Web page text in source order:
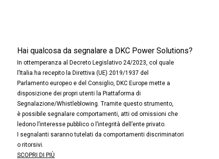
Hai qualcosa da segnalare a DKC Power Solutions?
In ottemperanza al Decreto Legislativo 24/2023, col quale
l’Italia ha recepito la Direttiva (UE) 2019/1937 del
Parlamento europeo e del Consiglio, DKC Europe mette a
disposizione dei propri utenti la Piattaforma di
Segnalazione/Whistleblowing. Tramite questo strumento,
è possibile segnalare comportamenti, atti od omissioni che
ledono l’interesse pubblico o l’integrità dell’ente privato.
I segnalanti saranno tutelati da comportamenti discriminatori
o ritorsivi.
SCOPRI DI PIÙ